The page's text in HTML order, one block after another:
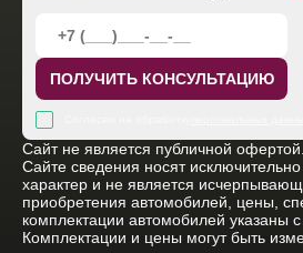
ПОЛУЧИТЬ КОНСУЛЬТАЦИЮ
Cайт не является публичной
Сайте сведения носят
характер и не является
приобретения автомобилей, цены,
комплектации автомобилей указаны
Комплектации и цены могут быть